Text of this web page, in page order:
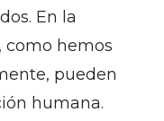
En la
como hemos
pueden
humana.